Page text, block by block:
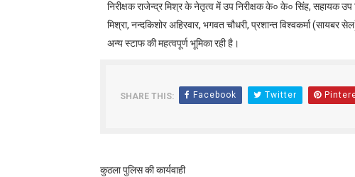
निरीक्षक राजेन्द्र मिश्र के नेतृत्व में उप निरीक्षक के० के० सिंह, सहायक
मिश्रा, नन्दकिशोर अहिरवार, भगवत चौधरी, प्रशान्त विश्वकर्मा (सायबर
अन्य स्टाफ की महत्वपूर्ण भूमिका रही है।
SHARE THIS: Facebook Twitter
कुठला पुलिस की कार्यवाही